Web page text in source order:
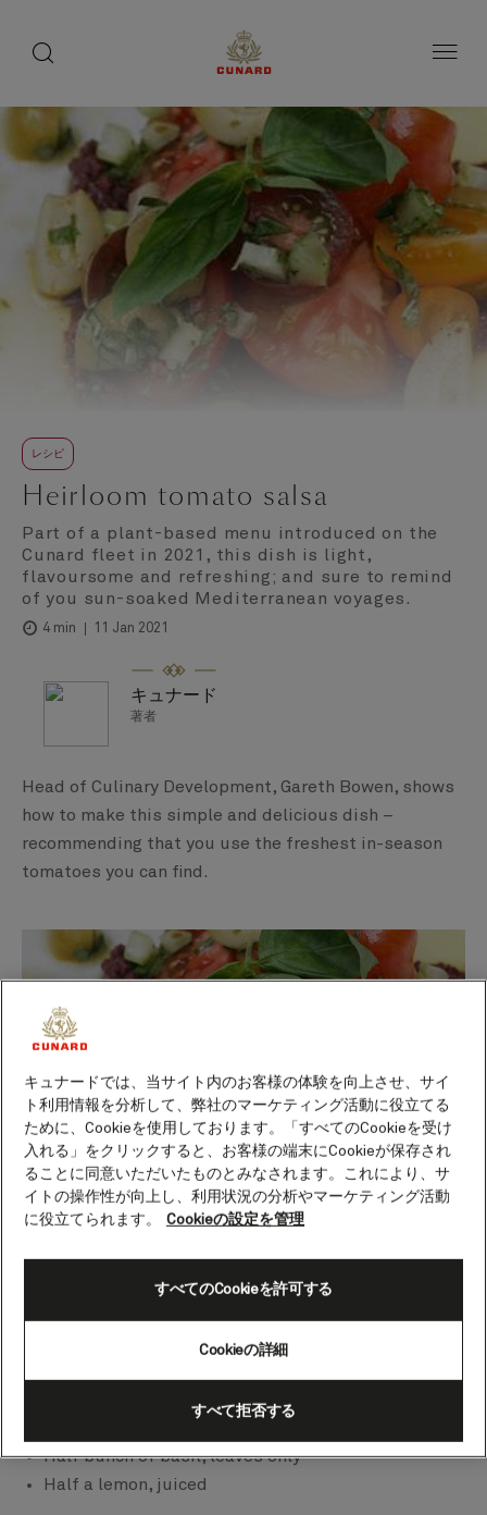
へ
ス
キ
ッ
レシピ
Heirloom tomato salsa
Part of a plant-based menu introduced on the
Cunard fleet in 2021, this dish is light,
flavoursome and refreshing; and sure to remind
of you sun-soaked Mediterranean voyages.
4 min 11 Jan 2021
キュナード
著者
Head of Culinary Development, Gareth Bowen, shows
how to make this simple and delicious dish –
recommending that you use the freshest in-season
tomatoes you can find.
00:00 00:00
Ingredients
350g Heirloom tomatoes, some quartered some
120g celery, washed and finely diced
Half bunch of basil, leaves only
Half a lemon, juiced
キュナードでは、当サイト内のお客様の体験を向上させ、サイ
ト利用情報を分析して、弊社のマーケティング活動に役立てる
ために、Cookieを使用しております。「すべてのCookieを受け
入れる」をクリックすると、お客様の端末にCookieが保存され
ることに同意いただいたものとみなされます。これにより、サ
イトの操作性が向上し、利用状況の分析やマーケティング活動
に役立てられます。
Cookieの設定を管理
Cookieの詳細
すべて拒否する
すべてのCookieを許可する